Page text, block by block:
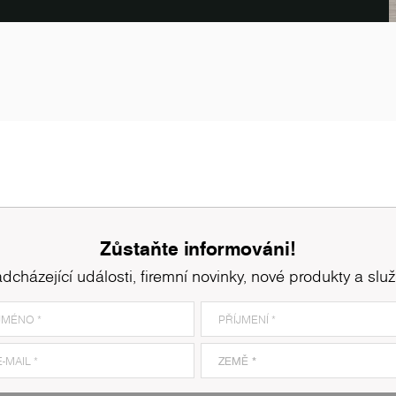
K203Anthracite Granite
Zůstaňte informováni!
události, firemní novinky, nové produkty a